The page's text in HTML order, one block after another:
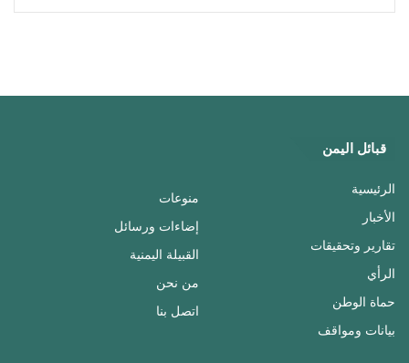
قبائل اليمن
الرئيسية
الأخبار
تقارير وتحقيقات
الرأي
حماة الوطن
بيانات ومواقف
منوعات
إضاءات ورسائل
القبيلة اليمنية
من نحن
اتصل بنا